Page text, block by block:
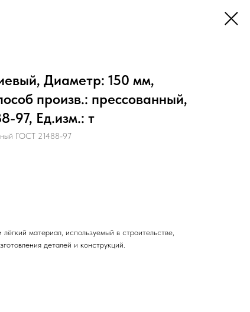
Диаметр: 150 мм,
произв.: прессованный,
97, Ед.изм.: т
ГОСТ 21488-97
материал, используемый в строительстве,
деталей и конструкций.